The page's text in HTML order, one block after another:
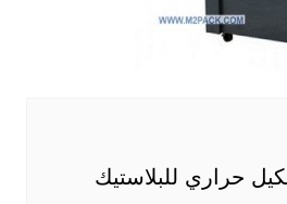
حراري للبلاستيك